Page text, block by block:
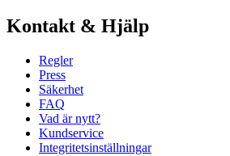
Kontakt & Hjälp
Regler
Press
Säkerhet
FAQ
Vad är nytt?
Kundservice
Integritetsinställningar